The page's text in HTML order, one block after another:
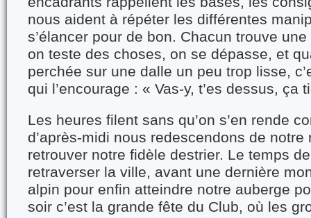
nous aident à répéter les différentes
s’élancer pour de bon. Chacun trouve
on teste des choses, on se dépasse, et
perchée sur une dalle un peu trop lisse,
qui l’encourage : « Vas-y, t’es dessus, ça
Les heures filent sans qu’on s’en rende
d’après-midi nous redescendons de notre
retrouver notre fidèle destrier. Le temps
retraverser la ville, avant une dernière
alpin pour enfin atteindre notre auberge
soir c’est la grande fête du Club, où les